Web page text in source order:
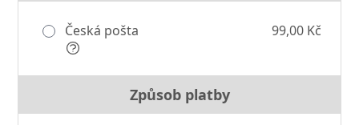
Česká pošta 99,00 Kč
Způsob platby